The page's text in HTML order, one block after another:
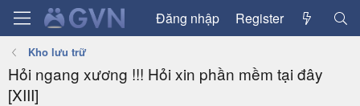
Đăng nhập Register
Kho lưu trữ
Hỏi ngang xương !!! Hỏi xin phần mềm tại đây
[XIII]